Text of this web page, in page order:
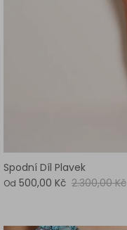
Spodní Díl Plavek
Od 500,00 Kč 2.300,00 Kč